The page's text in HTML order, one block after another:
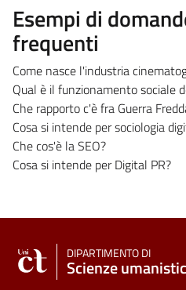
Esempi di
frequenti
Come nasce l'industria
Qual è il funzionamento sociale
Che rapporto c'è fra Guerra
Cosa si intende per sociologia
Che cos'è la SEO?
Cosa si intende per Digital PR?
DIPARTIMENTO DI
Scienze